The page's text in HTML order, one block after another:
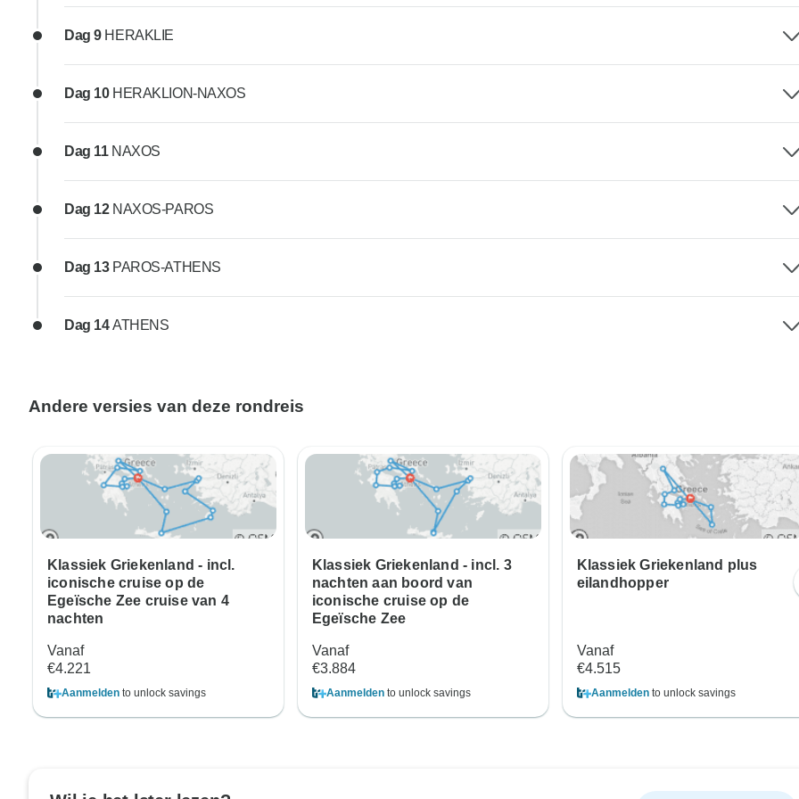
Dag 9 HERAKLIE
Dag 10 HERAKLION-NAXOS
Dag 11 NAXOS
Dag 12 NAXOS-PAROS
Dag 13 PAROS-ATHENS
Dag 14ATHENS
Andere versies van deze rondreis
Klassiek Griekenland - incl.
iconische cruise op de
Egeïsche Zee cruise van 4
nachten
Vanaf
€4.221
Aanmelden to unlock savings
Klassiek Griekenland - incl. 3
nachten aan boord van
iconische cruise op de
Egeïsche Zee
Vanaf
€3.884
Aanmeldento unlock savings
Klassiek Griekenland plus
eilandhopper
Vanaf
€4.515
Aanmeldento unlock savings